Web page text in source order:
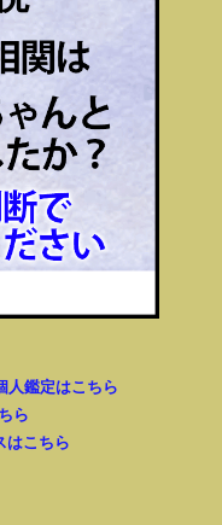
人鑑定はこちら
ら
はこちら